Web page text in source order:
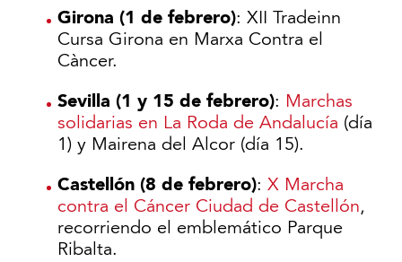
Girona (1 de febrero): XII Tradeinn
Cursa Girona en Marxa Contra el
Càncer.
Sevilla (1 y 15 de febrero): Marchas
solidarias en La Roda de Andalucía (día
1) y Mairena del Alcor (día 15).
Castellón (8 de febrero): X Marcha
contra el Cáncer Ciudad de Castellón,
recorriendo el emblemático Parque
Ribalta.